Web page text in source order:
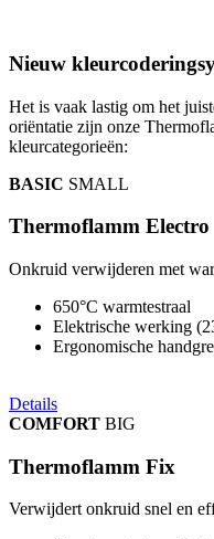
Nieuw
Het is vaak lastig om het
oriëntatie zijn onze
kleurcategorieën:
BASIC SMALL
Thermoflamm Electro
Onkruid verwijderen met
650°C warmtestraal
Elektrische werking
Ergonomische
Details
COMFORT BIG
Thermoflamm Fix
Verwijdert onkruid snel en